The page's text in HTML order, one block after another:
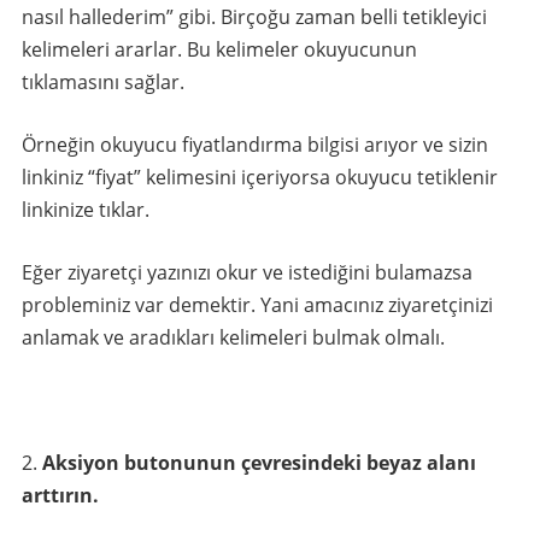
nasıl hallederim” gibi. Birçoğu zaman belli tetikleyici
kelimeleri ararlar. Bu kelimeler okuyucunun
tıklamasını sağlar.
Örneğin okuyucu fiyatlandırma bilgisi arıyor ve sizin
linkiniz “fiyat” kelimesini içeriyorsa okuyucu tetiklenir
linkinize tıklar.
Eğer ziyaretçi yazınızı okur ve istediğini bulamazsa
probleminiz var demektir. Yani amacınız ziyaretçinizi
anlamak ve aradıkları kelimeleri bulmak olmalı.
Aksiyon butonunun çevresindeki beyaz alanı
arttırın.